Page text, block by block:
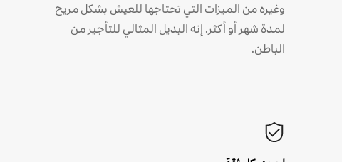
وغيره من الميزات التي تحتاجها للعيش بشكل مريح
لمدة شهر أو أكثر. إنه البديل المثالي للتأجير من
الباطن.